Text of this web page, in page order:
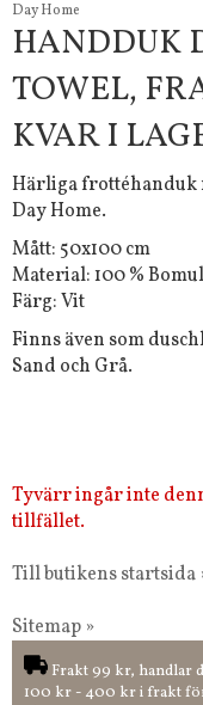
Day Home
HANDDUK
TOWEL,
KVAR I
Härliga frottéhanduk
Day Home.
Mått: 50x100 cm
Material: 100 %
Färg: Vit
Finns även som
Sand och Grå.
Tyvärr ingår inte
tillfället.
Till butikens startsida
Sitemap »
Frakt 99 kr, handlar
100 kr - 400 kr i frakt